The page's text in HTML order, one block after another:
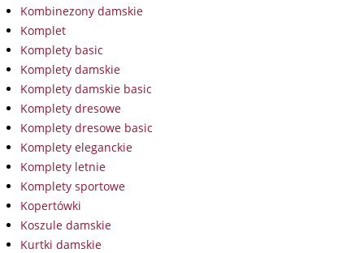
Kombinezony damskie
Komplet
Komplety basic
Komplety damskie
Komplety damskie basic
Komplety dresowe
Komplety dresowe basic
Komplety eleganckie
Komplety letnie
Komplety sportowe
Kopertówki
Koszule damskie
Kurtki damskie